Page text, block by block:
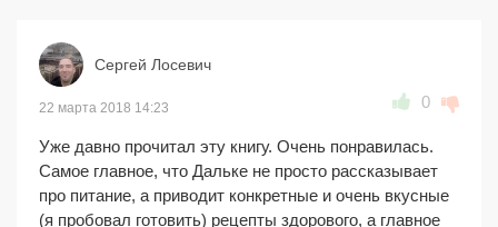
Сергей Лосевич
22 марта 2018 14:23 0
Уже давно прочитал эту книгу. Очень понравилась.
Самое главное, что Дальке не просто рассказывает
про питание, а приводит конкретные и очень вкусные
(я пробовал готовить) рецепты здорового, а главное